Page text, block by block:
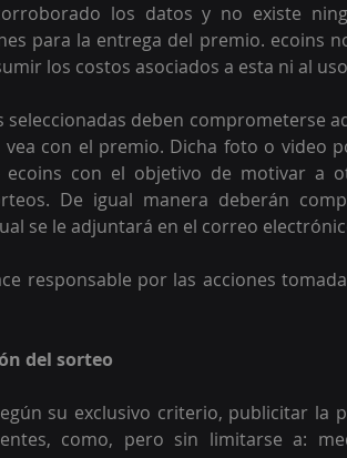
los datos y no existe
para la entrega del premio. ecoins
los costos asociados a esta ni al
seleccionadas deben comprometerse
con el premio. Dicha foto o video
con el objetivo de motivar a
De igual manera deberán
se le adjuntará en el correo
responsable por las acciones
del sorteo
su exclusivo criterio, publicitar la
como, pero sin limitarse a: